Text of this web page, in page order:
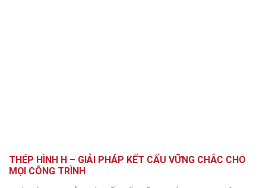
THÉP HÌNH H – GIẢI PHÁP KẾT CẤU VỮNG CHẮC CHO
MỌI CÔNG TRÌNH